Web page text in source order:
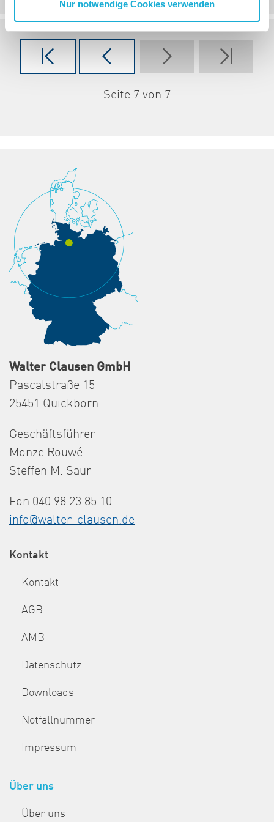
Nur notwendige Cookies verwenden
Seite 7 von 7
Walter Clausen GmbH
Pascalstraße 15
25451 Quickborn
Geschäftsführer
Monze Rouwé
Steffen M. Saur
Fon 040 98 23 85 10
info@walter-clausen.de
Kontakt
Kontakt
AGB
AMB
Datenschutz
Downloads
Notfallnummer
Impressum
Über uns
Über uns